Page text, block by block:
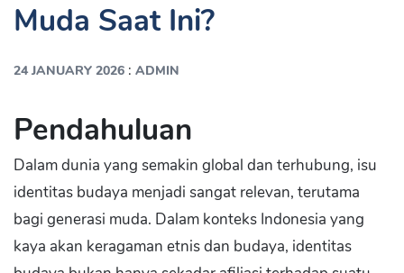
Muda Saat Ini?
24 JANUARY 2026 : ADMIN
Pendahuluan
Dalam dunia yang semakin global dan terhubung, isu
identitas budaya menjadi sangat relevan, terutama
bagi generasi muda. Dalam konteks Indonesia yang
kaya akan keragaman etnis dan budaya, identitas